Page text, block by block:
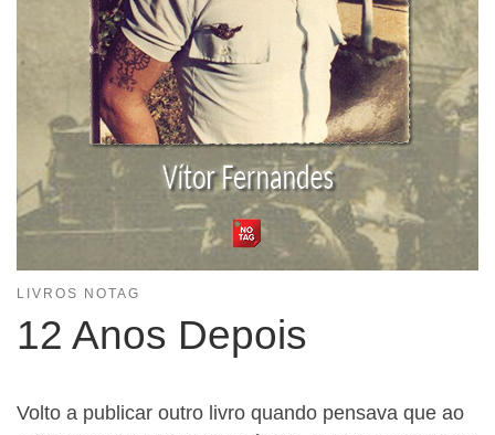
LIVROS NOTAG
12 Anos Depois
Volto a publicar outro livro quando pensava que ao